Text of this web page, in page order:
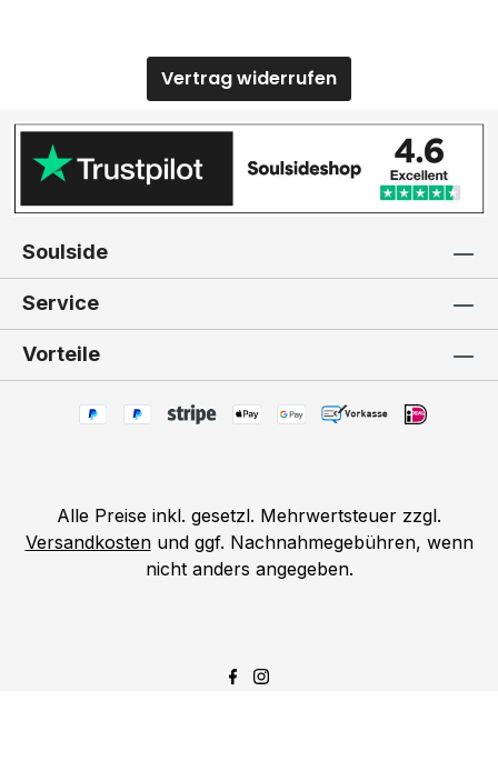
Vertrag widerrufen
Soulside
Service
Vorteile
Alle Preise inkl. gesetzl. Mehrwertsteuer zzgl.
Versandkostenund ggf. Nachnahmegebühren, wenn
nicht anders angegeben.